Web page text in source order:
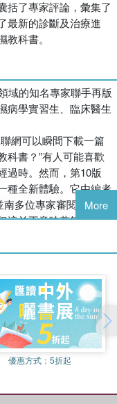
括了專家評論，彙集了
最新的診斷及治療進
科書。
域的知名專家聯手再版
病學實習生、臨床醫生
網可以瞬間下載一篇
科書？”有人可能喜歡
過時。然而，第10版
種全新體驗。它由編者
南多位專家審閱、佈局
這並不意味著第10版
價值非比尋常，作者
了首位主編的理念，通
者能夠閱讀我們引用
現代理論相比，教科書
考。帕拉塞爾蘇斯稱：
濕病學》傳遞了時代對
衷不會改變，我們將一
為本專業的“金標
展。我們期待幾年後
More
優惠方式： 5折起